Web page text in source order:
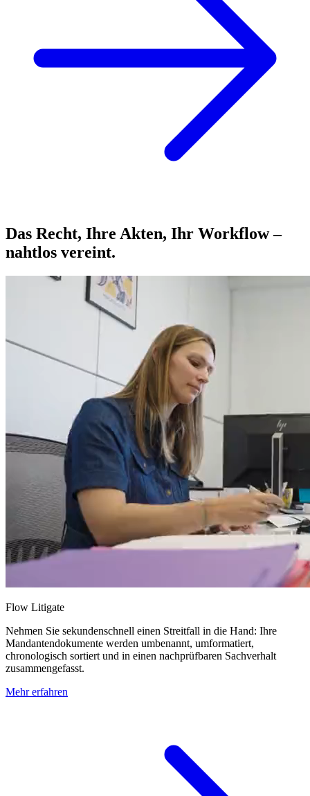
Das Recht, Ihre Akten, Ihr Workflow –
nahtlos vereint.
Flow Litigate
Nehmen Sie sekundenschnell einen Streitfall in die Hand: Ihre
Mandantendokumente werden umbenannt, umformatiert,
chronologisch sortiert und in einen nachprüfbaren Sachverhalt
zusammengefasst.
Mehr erfahren